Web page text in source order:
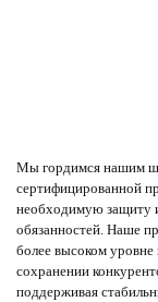
Мы гордимся нашим
сертифицированной
необходимую защиту
обязанностей. Наше
более высоком
сохранении
поддерживая